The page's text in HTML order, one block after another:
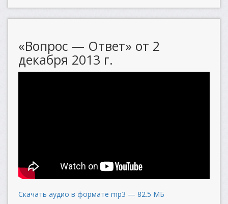
«Вопрос — Ответ» от 2
декабря 2013 г.
Скачать аудио в формате mp3 — 82.5 МБ